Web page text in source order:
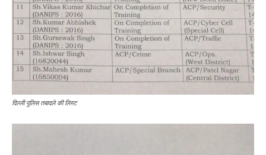
दिल्ली पुलिस तबादले की लिस्ट